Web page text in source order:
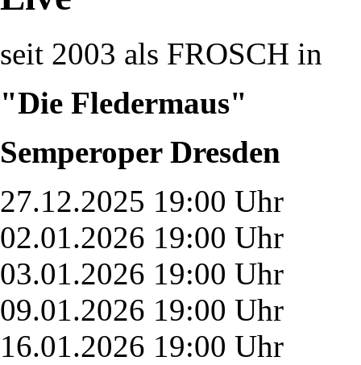
seit 2003 als FROSCH in
"Die Fledermaus"
Semperoper Dresden
27.12.2025 19:00 Uhr
02.01.2026 19:00 Uhr
03.01.2026 19:00 Uhr
09.01.2026 19:00 Uhr
16.01.2026 19:00 Uhr